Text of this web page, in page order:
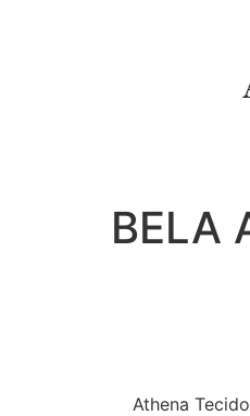
BELA
Athena